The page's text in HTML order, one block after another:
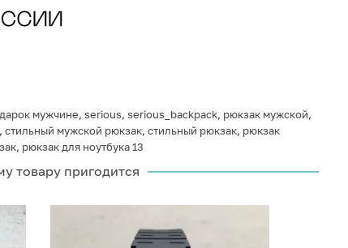
мужчине, serious, serious_backpack, рюкзак мужской,
, стильный мужской рюкзак, стильный рюкзак, рюкзак
, рюкзак для ноутбука 13
товару пригодится